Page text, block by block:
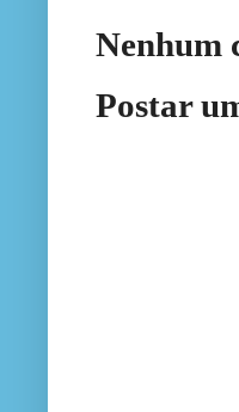
Nenhum
Postar